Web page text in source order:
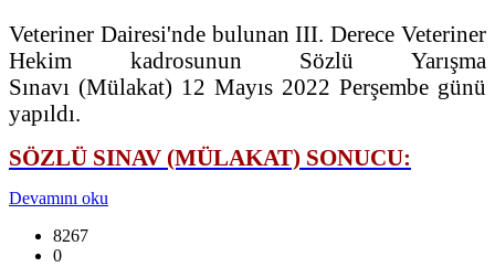
Veteriner Dairesi'nde bulunan III. Derece Veteriner
Hekim kadrosunun Sözlü Yarışma
Sınavı (Mülakat) 12 Mayıs 2022 Perşembe günü
yapıldı.
SÖZLÜ SINAV (MÜLAKAT) SONUCU:
Devamını oku
8267
0